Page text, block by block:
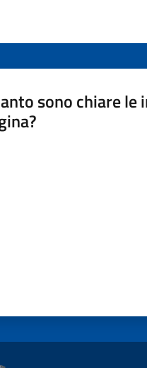
sono chiare